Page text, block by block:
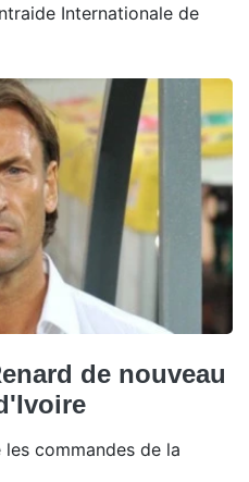
Internationale de
de nouveau
commandes de la